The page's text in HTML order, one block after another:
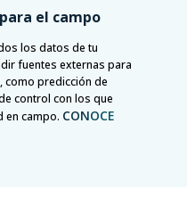
el campo
los datos de tu
fuentes externas para
como predicción de
control con los que
en campo. CONOCE